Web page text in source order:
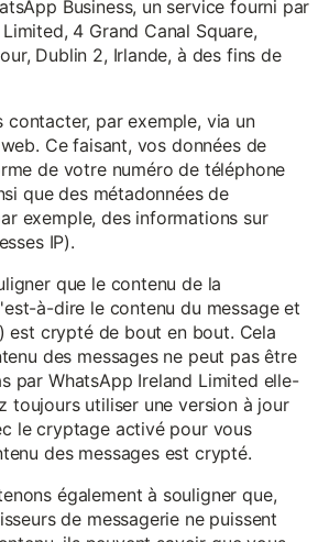
Business, un service fourni par
4 Grand Canal Square,
Dublin 2, Irlande, à des fins de
contacter, par exemple, via un
Ce faisant, vos données de
de votre numéro de téléphone
que des métadonnées de
exemple, des informations sur
IP).
que le contenu de la
à-dire le contenu du message et
est crypté de bout en bout. Cela
des messages ne peut pas être
par WhatsApp Ireland Limited elle-
toujours utiliser une version à jour
le cryptage activé pour vous
des messages est crypté.
également à souligner que,
de messagerie ne puissent